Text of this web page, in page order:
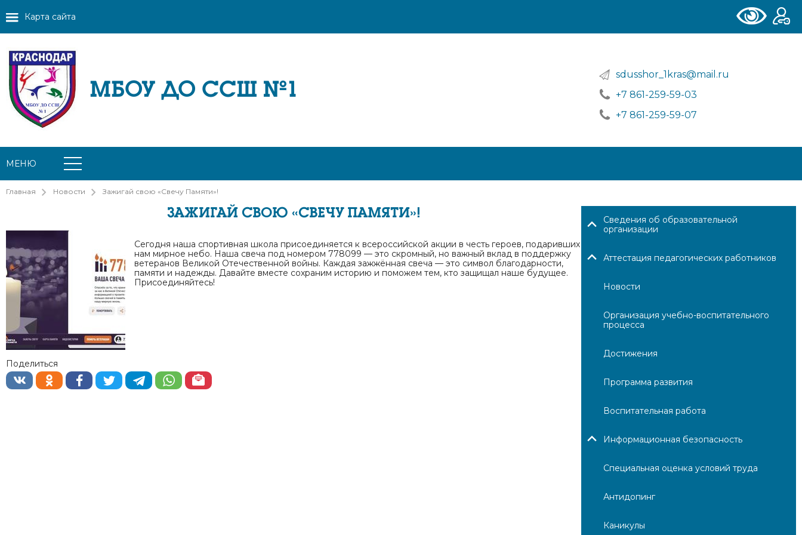
Карта сайта
МБОУ ДО ССШ №1
sdusshor_1kras@mail.ru
+7 861-259-59-03
+7 861-259-59-07
МЕНЮ
Главная Новости Зажигай свою «Свечу Памяти»!
ЗАЖИГАЙ СВОЮ «СВЕЧУ ПАМЯТИ»!
Сегодня наша спортивная школа присоединяется к всероссийской акции в честь героев, подаривших
нам мирное небо. Наша свеча под номером 778099 — это скромный, но важный вклад в поддержку
ветеранов Великой Отечественной войны. Каждая зажжённая свеча — это символ благодарности,
памяти и надежды. Давайте вместе сохраним историю и поможем тем, кто защищал наше будущее.
Присоединяйтесь!
Поделиться
Сведения об образовательной
организации
Аттестация педагогических работников
Новости
Организация учебно-воспитательного
процесса
Достижения
Программа развития
Воспитательная работа
Информационная безопасность
Специальная оценка условий труда
Антидопинг
Каникулы